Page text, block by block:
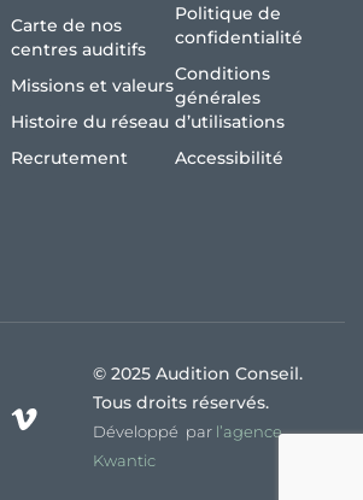
Carte de nos
centres auditifs
Missions et valeurs
Histoire du réseau
Recrutement
Politique de
confidentialité
Conditions
générales
d’utilisations
Accessibilité
© 2025 Audition Conseil.
Tous droits réservés.
Développé par l’agence
Kwantic